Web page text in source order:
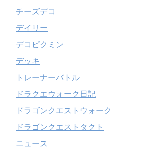
チーズデコ
デイリー
デコピクミン
デッキ
トレーナーバトル
ドラクエウォーク日記
ドラゴンクエストウォーク
ドラゴンクエストタクト
ニュース